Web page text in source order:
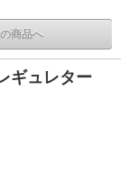
商品へ
ギュレター